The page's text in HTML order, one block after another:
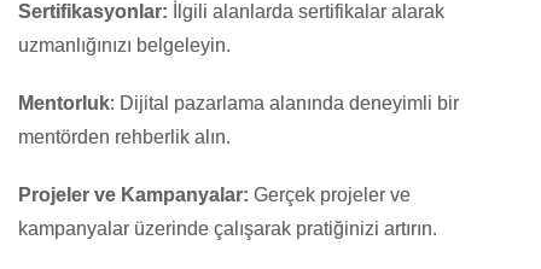
Sertifikasyonlar: İlgili alanlarda sertifikalar alarak
uzmanlığınızı belgeleyin.
Mentorluk: Dijital pazarlama alanında deneyimli bir
mentörden rehberlik alın.
Projeler ve Kampanyalar: Gerçek projeler ve
kampanyalar üzerinde çalışarak pratiğinizi artırın.